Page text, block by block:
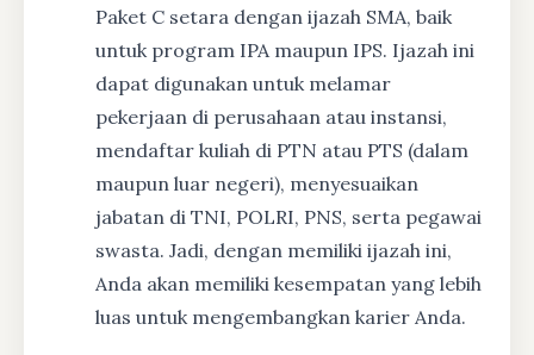
Paket C setara dengan ijazah SMA, baik
untuk program IPA maupun IPS. Ijazah ini
dapat digunakan untuk melamar
pekerjaan di perusahaan atau instansi,
mendaftar kuliah di PTN atau PTS (dalam
maupun luar negeri), menyesuaikan
jabatan di TNI, POLRI, PNS, serta pegawai
swasta. Jadi, dengan memiliki ijazah ini,
Anda akan memiliki kesempatan yang lebih
luas untuk mengembangkan karier Anda.